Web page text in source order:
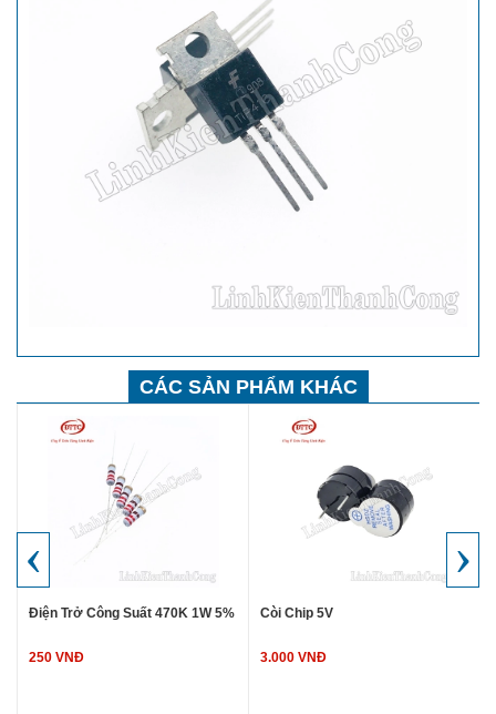
CÁC SẢN PHẨM KHÁC
Điện Trở Công Suất 470K 1W 5%
250 VNĐ
Còi Chip 5V
3.000 VNĐ
‹ ›